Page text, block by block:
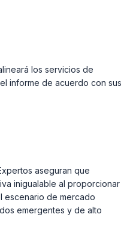
los servicios de
informe de acuerdo con sus
aseguran que
inigualable al proporcionar
escenario de mercado
emergentes y de alto